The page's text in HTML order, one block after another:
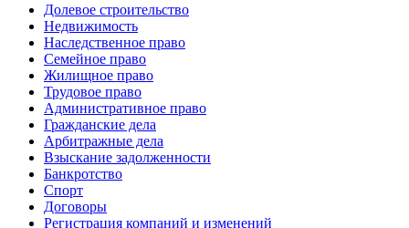
Долевое строительство
Недвижимость
Наследственное право
Семейное право
Жилищное право
Трудовое право
Административное право
Гражданские дела
Арбитражные дела
Взыскание задолженности
Банкротство
Спорт
Договоры
Регистрация компаний и изменений